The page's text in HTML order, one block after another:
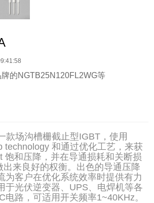
的NGTB25N120FL2WG等
款场沟槽栅截止型IGBT，使用
technology 和通过优化工艺，来获
饱和压降，并在导通损耗和关断损
出来良好的权衡。出色的导通压降
为客户在优化系统效率时提供有力
于光伏逆变器、UPS、电焊机等各
电路，可适用开关频率1~40KHz。